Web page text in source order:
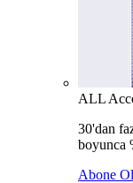
ALL
30'dan
boyunca
Abone Ol